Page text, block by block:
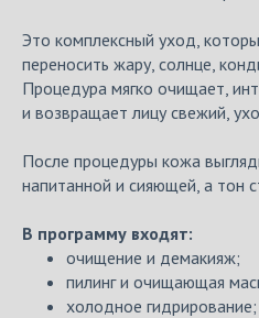
Это комплексный уход,
переносить жару, солнце,
Процедура мягко очищает,
и возвращает лицу свежий,
После процедуры кожа
напитанной и сияющей, а тон
В программу входят:
очищение и демакияж;
пилинг и очищающая
холодное гидрирование;